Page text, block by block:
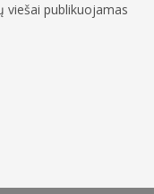
viešai publikuojamas